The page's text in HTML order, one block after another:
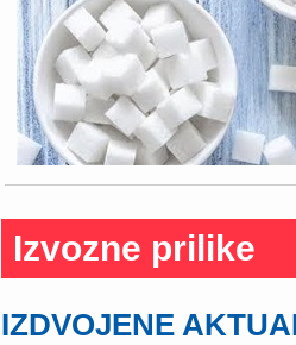
Izvozne prilike
IZDVOJENE